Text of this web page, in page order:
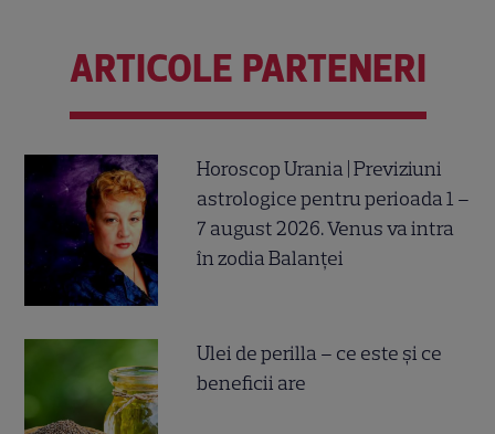
ARTICOLE PARTENERI
Horoscop Urania | Previziuni
astrologice pentru perioada 1 –
7 august 2026. Venus va intra
în zodia Balanței
Ulei de perilla – ce este și ce
beneficii are